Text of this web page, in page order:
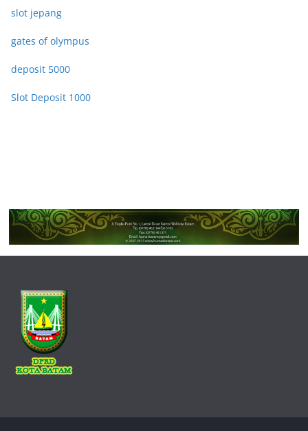
slot jepang
gates of olympus
deposit 5000
Slot Deposit 1000